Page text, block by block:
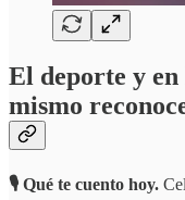
El deporte y en
mismo
🎙️ Qué te cuento hoy.